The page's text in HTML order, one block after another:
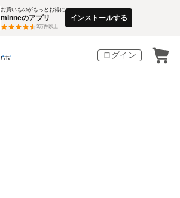
お買いものがもっとお得に
minneのアプリ
3万件以上
インストールする
ログイン